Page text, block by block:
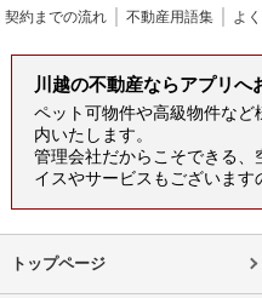
契約までの流れ 不動産用語集 よ
川越の不動産ならアプリへ
ペット可物件や高級物件な
内いたします。
管理会社だからこそできる
イスやサービスもございます
トップページ